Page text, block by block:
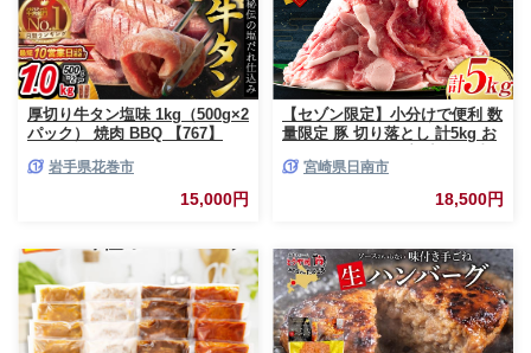
厚切り牛タン塩味 1kg（500g×2
パック） 焼肉 BBQ 【767】
岩手県花巻市
15,000円
【セゾン限定】小分けで便利 数
量限定 豚 切り落とし 計5kg お
空パック 個包装 万能食材 おす
すめ おかず 食品 炒め物 お弁当
豚丼 豚しゃぶ しゃぶしゃぶ 焼
贈答 プレゼント おすそ分け 宮
崎県 日南市 送料無料_CCV2-26
宮崎県日南市
18,500円